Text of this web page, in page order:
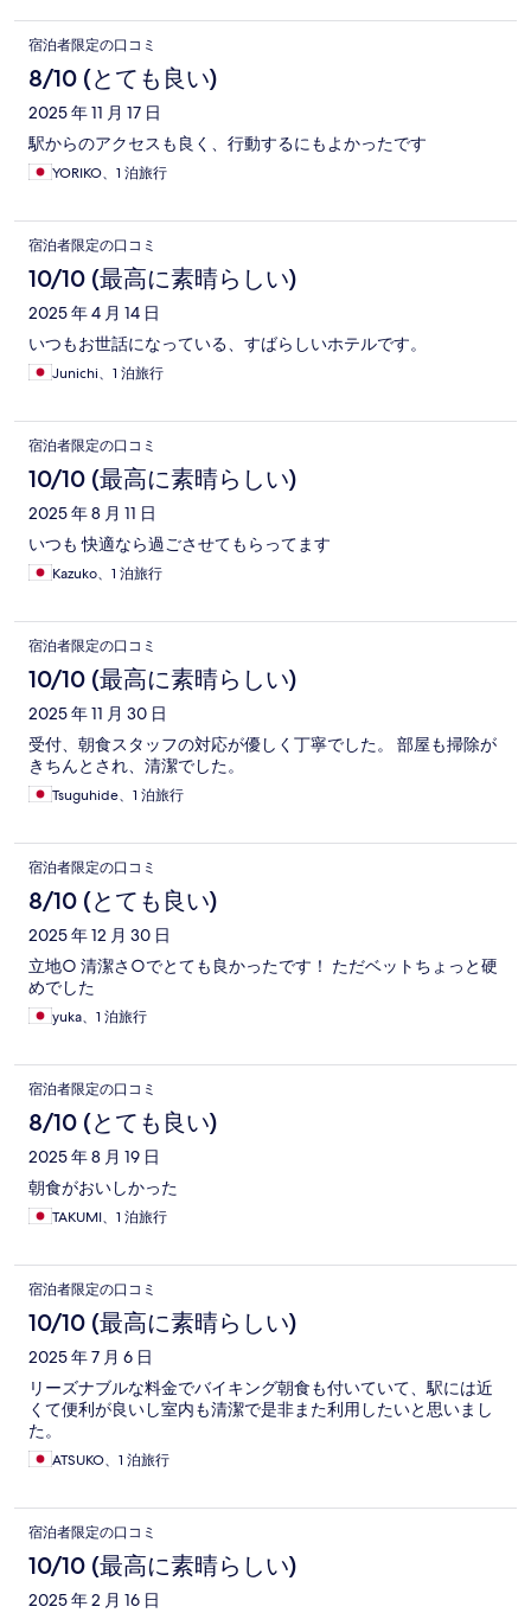
宿泊者限定の口コミ
8/10 (とても良い)
2025 年 11 月 17 日
駅からのアクセスも良く、行動するにもよかったです
YORIKO、1 泊旅行
宿泊者限定の口コミ
10/10 (最高に素晴らしい)
2025 年 4 月 14 日
いつもお世話になっている、すばらしいホテルです。
Junichi、1 泊旅行
宿泊者限定の口コミ
10/10 (最高に素晴らしい)
2025 年 8 月 11 日
いつも 快適なら過ごさせてもらってます
Kazuko、1 泊旅行
宿泊者限定の口コミ
10/10 (最高に素晴らしい)
2025 年 11 月 30 日
受付、朝食スタッフの対応が優しく丁寧でした。 部屋も掃除が
きちんとされ、清潔でした。
Tsuguhide、1 泊旅行
宿泊者限定の口コミ
8/10 (とても良い)
2025 年 12 月 30 日
立地○ 清潔さ○でとても良かったです！ ただベットちょっと硬
めでした
yuka、1 泊旅行
宿泊者限定の口コミ
8/10 (とても良い)
2025 年 8 月 19 日
朝食がおいしかった
TAKUMI、1 泊旅行
宿泊者限定の口コミ
10/10 (最高に素晴らしい)
2025 年 7 月 6 日
リーズナブルな料金でバイキング朝食も付いていて、駅には近
くて便利が良いし室内も清潔で是非また利用したいと思いまし
た。
ATSUKO、1 泊旅行
宿泊者限定の口コミ
10/10 (最高に素晴らしい)
2025 年 2 月 16 日